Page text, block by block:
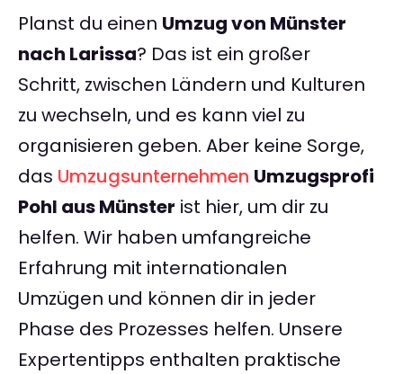
Planst du einen Umzug von Münster
nach Larissa? Das ist ein großer
Schritt, zwischen Ländern und Kulturen
zu wechseln, und es kann viel zu
organisieren geben. Aber keine Sorge,
das Umzugsunternehmen Umzugsprofi
Pohl aus Münster ist hier, um dir zu
helfen. Wir haben umfangreiche
Erfahrung mit internationalen
Umzügen und können dir in jeder
Phase des Prozesses helfen. Unsere
Expertentipps enthalten praktische